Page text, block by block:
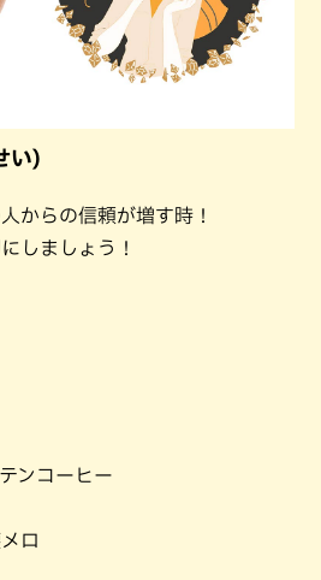
い)
からの信頼が増す時！
しましょう！
ンコーヒー
ロ